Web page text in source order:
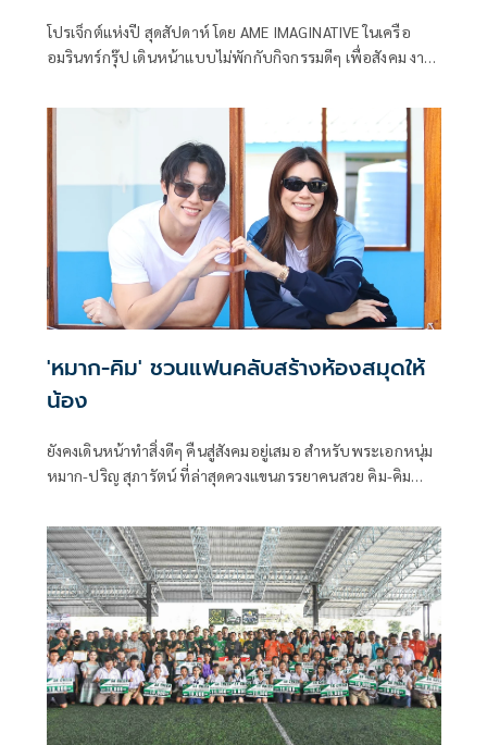
โปรเจ็กต์แห่งปี สุดสัปดาห์ โดย AME IMAGINATIVE ในเครือ
อมรินทร์กรุ๊ป เดินหน้าแบบไม่พักกับกิจกรรมดีๆ เพื่อสังคม งาน
ขอทำดี ปีที่ 18 จัดขึ้น ณ Parade Square, ชั้น G, Parade at
และนักแสดงสุดฮอตของเมืองไทย
'หมาก-คิม' ชวนแฟนคลับสร้างห้องสมุดให้
น้อง
ยังคงเดินหน้าทำสิ่งดีๆ คืนสู่สังคมอยู่เสมอ สำหรับพระเอกหนุ่ม
หมาก-ปริญ สุภารัตน์ ที่ล่าสุดควงแขนภรรยาคนสวย คิม-คิม
น้ำใจให้แก่เด็กๆ ภายใต้ชื่อโครงการ M2K (More to kids)
Charity